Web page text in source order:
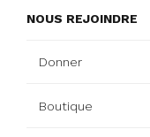
NOUS REJOINDRE
Donner
Boutique